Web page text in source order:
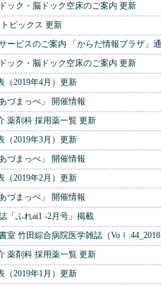
ック・脳ドック空床のご案内 更新
ピックス 更新
ービスのご案内 「からだ情報プラザ」
ック・脳ドック空床のご案内 更新
（2019年4月）更新
づまっぺ」 開催情報
薬剤科 採用薬一覧 更新
（2019年3月）更新
づまっぺ」 開催情報
（2019年2月）更新
づまっぺ」 開催情報
「ふれai1 -2月号」掲載
室 竹田綜合病院医学雑誌（Voｌ
薬剤科 採用薬一覧 更新
（2019年1月）更新